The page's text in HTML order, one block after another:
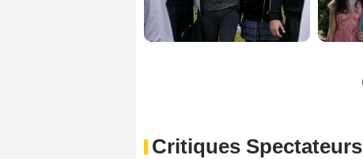
Critiques Spectateurs